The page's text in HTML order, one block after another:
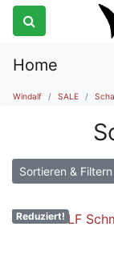
Home
Windalf SALE
Sortieren & Filtern
Reduziert!